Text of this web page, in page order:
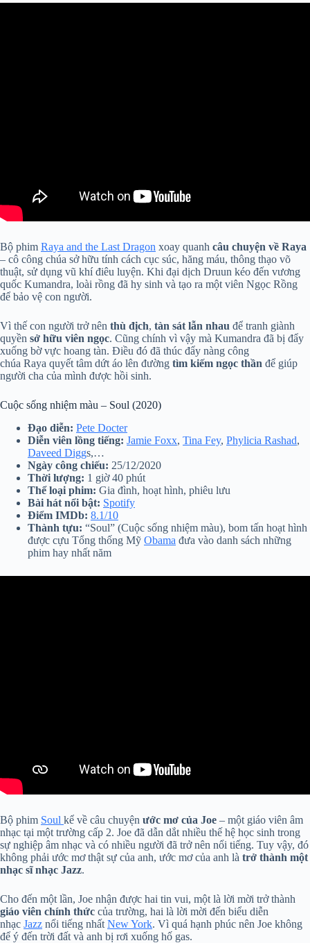
Bộ phim Raya and the Last Dragon xoay quanh câu chuyện về Raya
– cô công chúa sở hữu tính cách cục súc, hăng máu, thông thạo võ
thuật, sử dụng vũ khí điêu luyện. Khi đại dịch Druun kéo đến vương
quốc Kumandra, loài rồng đã hy sinh và tạo ra một viên Ngọc Rồng
để bảo vệ con người.
Vì thế con người trở nên thù địch, tàn sát lẫn nhau để tranh giành
quyền sở hữu viên ngọc. Cũng chính vì vậy mà Kumandra đã bị đẩy
xuống bờ vực hoang tàn. Điều đó đã thúc đẩy nàng công
chúa Raya quyết tâm dứt áo lên đường tìm kiếm ngọc thần để giúp
người cha của mình được hồi sinh.
Cuộc sống nhiệm màu – Soul (2020)
Đạo diễn: Pete Docter
Diễn viên lồng tiếng: Jamie Foxx, Tina Fey, Phylicia Rashad,
Daveed Diggs,…
Ngày công chiếu: 25/12/2020
Thời lượng: 1 giờ 40 phút
Thể loại phim: Gia đình, hoạt hình, phiêu lưu
Bài hát nổi bật: Spotify
Điểm IMDb: 8.1/10
Thành tựu: “Soul” (Cuộc sống nhiệm màu), bom tấn hoạt hình
được cựu Tổng thống Mỹ Obama đưa vào danh sách những
phim hay nhất năm
Bộ phim Soul kể về câu chuyện ước mơ của Joe – một giáo viên âm
nhạc tại một trường cấp 2. Joe đã dẫn dắt nhiều thế hệ học sinh trong
sự nghiệp âm nhạc và có nhiều người đã trở nên nổi tiếng. Tuy vậy, đó
không phải ước mơ thật sự của anh, ước mơ của anh là trở thành một
nhạc sĩ nhạc Jazz.
Cho đến một lần, Joe nhận được hai tin vui, một là lời mời trở thành
giáo viên chính thức của trường, hai là lời mời đến biểu diễn
nhạc Jazz nổi tiếng nhất New York. Vì quá hạnh phúc nên Joe không
để ý đến trời đất và anh bị rơi xuống hố gas.